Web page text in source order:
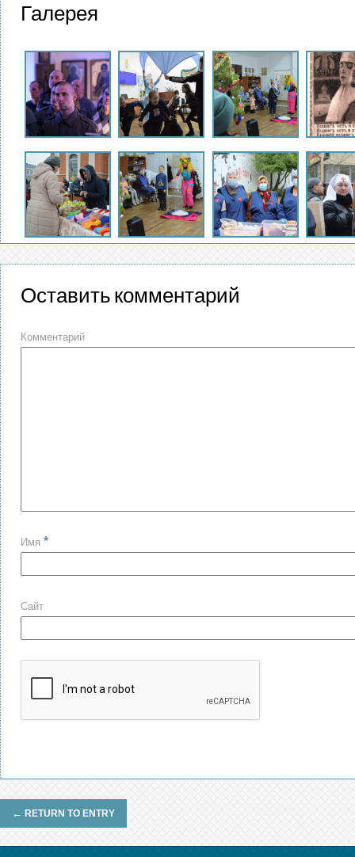
Галерея
Оставить комментарий
Комментарий
Имя *
Сайт
← RETURN TO ENTRY